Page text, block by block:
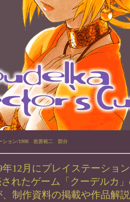
ション/1998 岩原裕二 部分
年12月にプレイステーショ
れたゲーム「クーデルカ
制作資料の掲載や作品解